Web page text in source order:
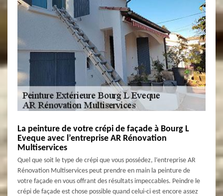
La peinture de votre crépi de façade à Bourg L
Eveque avec l’entreprise AR Rénovation
Multiservices
Quel que soit le type de crépi que vous possédez, l’entreprise AR
Rénovation Multiservices peut prendre en main la peinture de
votre façade en vous offrant des résultats impeccables. Peindre le
crépi de façade est chose possible quand celui-ci est encore assez